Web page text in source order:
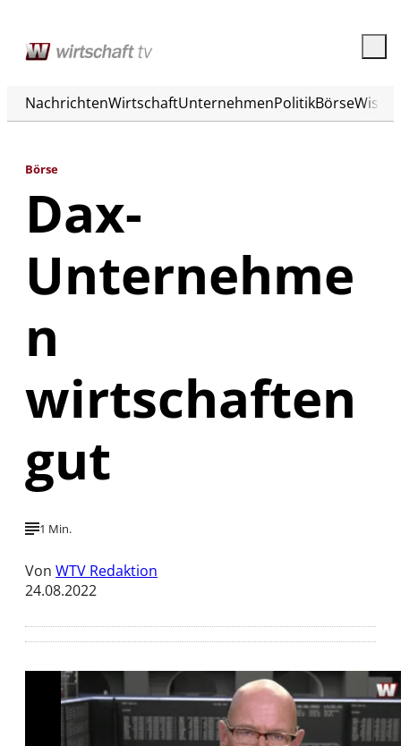
NachrichtenWirtschaftUnternehmenPolitikBörse
Börse
Dax-
Unternehme
n
wirtschaften
gut
1 Min.
Von WTV Redaktion
24.08.2022
Mit der Wiedergabe dieses Videos werden